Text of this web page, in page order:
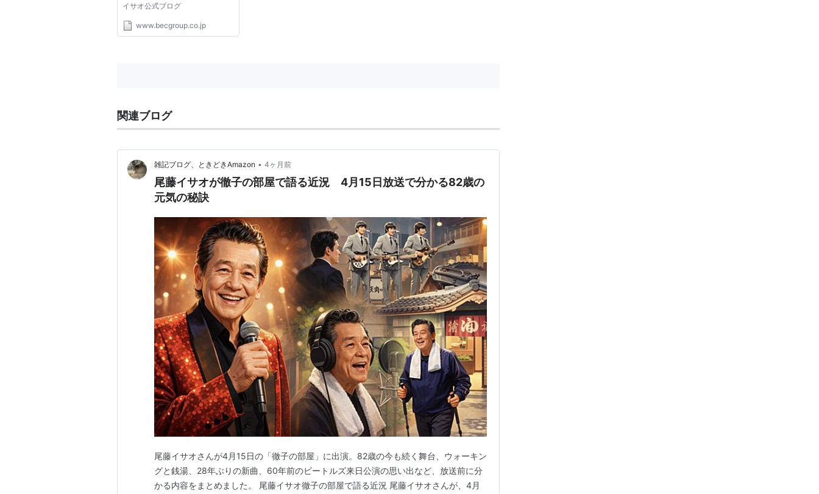
イサオ公式ブログ
www.becgroup.co.jp
関連ブログ
雑記ブログ、ときどきAmazon • 4ヶ月前
尾藤イサオが徹子の部屋で語る近況 4月15日放送で分かる82歳の
元気の秘訣
尾藤イサオさんが4月15日の「徹子の部屋」に出演。82歳の今も続く舞台、ウォーキン
グと銭湯、28年ぶりの新曲、60年前のビートルズ来日公演の思い出など、放送前に分
かる内容をまとめました。 尾藤イサオ徹子の部屋で語る近況 尾藤イサオさんが、4月